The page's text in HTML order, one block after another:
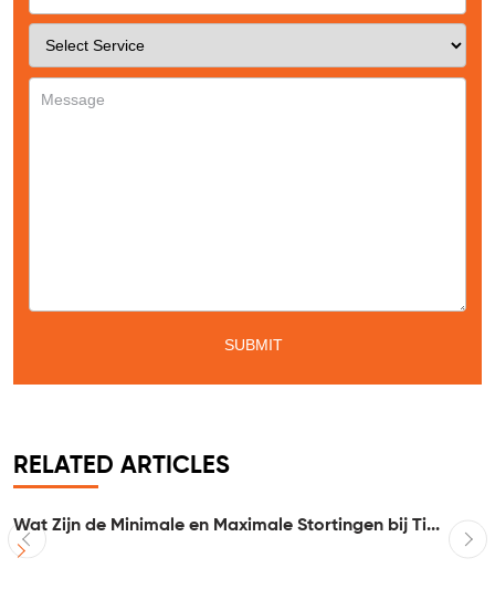
RELATED ARTICLES
Wat Zijn de Minimale en Maximale Stortingen bij Ti...